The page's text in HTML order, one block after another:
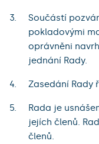
Součástí
pokladovými
oprávněni
jednání Rady.
Zasedání Rady
Rada je
jejích členů.
členů.